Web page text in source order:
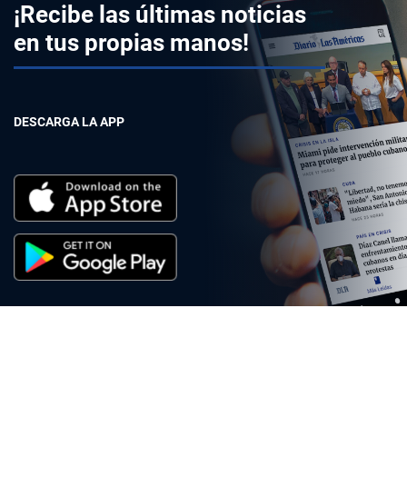
¡Recibe las últimas noticias
en tus propias manos!
DESCARGA LA APP